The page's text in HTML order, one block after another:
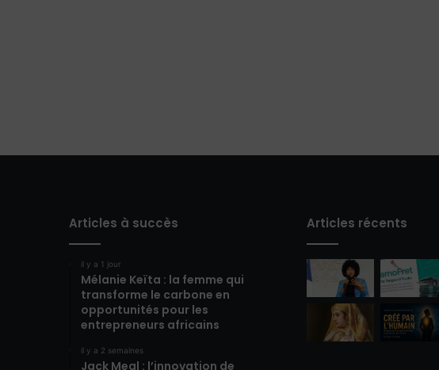
Articles à succès
il y a 1 jour
Mélanie Keïta : la femme qui
transforme le carbone en
opportunités pour les
entrepreneurs africains
il y a 2 semaines
Jack Meal : l’innovation de
Articles récents